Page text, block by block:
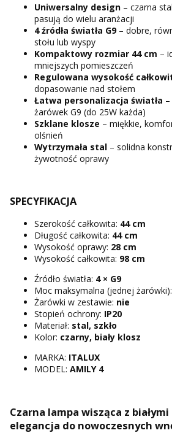
Uniwersalny design – czarna
pasują do wielu aranżacji
4 źródła światła G9– dobre,
stołu lub wyspy
Kompaktowy rozmiar 44 cm –
mniejszych pomieszczeń
Regulowana wysokość
dopasowanie nad stołem
Łatwa personalizacja światła
żarówek G9 (do 25W każda)
Szklane klosze – miękkie,
olśnień
Wytrzymała stal – solidna
żywotność oprawy
SPECYFIKACJA
Szerokość całkowita: 44 cm
Długość całkowita: 44 cm
Wysokość oprawy: 28 cm
Wysokość całkowita: 98 cm
Źródło światła: 4 × G9
Moc maksymalna (jednej żarówki):
Żarówki w zestawie: nie
Stopień ochrony: IP20
Materiał: stal, szkło
Kolor: czarny, biały klosz
MARKA: ITALUX
MODEL: AMILY 4
Czarna lampa wisząca z
elegancja do nowoczesnych